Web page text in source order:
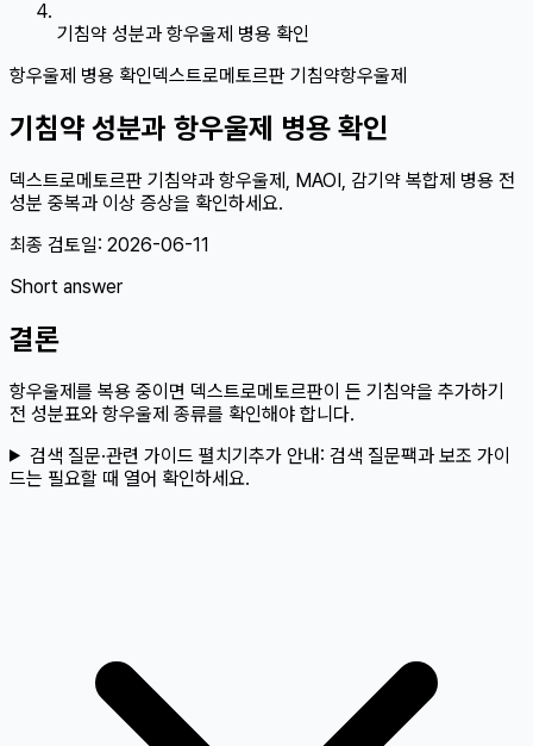
기침약 성분과 항우울제 병용 확인
항우울제 병용 확인덱스트로메토르판 기침약항우울제
기침약 성분과 항우울제 병용 확인
덱스트로메토르판 기침약과 항우울제, MAOI, 감기약 복합제 병용 전
성분 중복과 이상 증상을 확인하세요.
최종 검토일: 2026-06-11
Short answer
결론
항우울제를 복용 중이면 덱스트로메토르판이 든 기침약을 추가하기
전 성분표와 항우울제 종류를 확인해야 합니다.
검색 질문·관련 가이드 펼치기추가 안내: 검색 질문팩과 보조 가이
드는 필요할 때 열어 확인하세요.